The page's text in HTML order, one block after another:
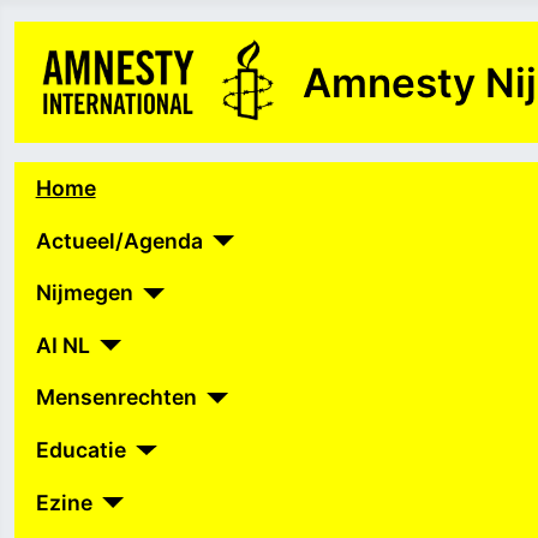
Amnesty
Home
Actueel/Agenda
Nijmegen
AI NL
Mensenrechten
Educatie
Ezine